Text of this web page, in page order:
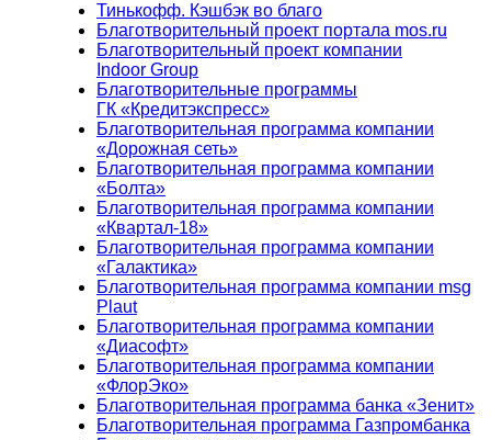
Тинькофф. Кэшбэк во благо
Благотворительный проект портала mos.ru
Благотворительный проект компании
Indoor Group
Благотворительные программы
ГК «Кредитэкспресс»
Благотворительная программа компании
«Дорожная сеть»
Благотворительная программа компании
«Болта»
Благотворительная программа компании
«Квартал-18»
Благотворительная программа компании
«Галактика»
Благотворительная программа компании msg
Plaut
Благотворительная программа компании
«Диасофт»
Благотворительная программа компании
«ФлорЭко»
Благотворительная программа банка «Зенит»
Благотворительная программа Газпромбанка